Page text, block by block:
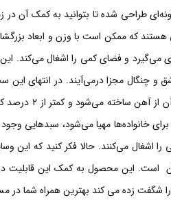
طراحی شده تا بتوانید به کمک آن در
هستند که ممکن است با وزن و ابعاد
و فضای کمی را اشغال می‌کند. این
چنگال مجزا درمی‌آیند. در انتهای این
استیل
خانواده‌ها مهیا می‌شود، سبدهایی
این محصول به کمک این قابلیت در
شگفت زده می کند بهترین همراه شما در